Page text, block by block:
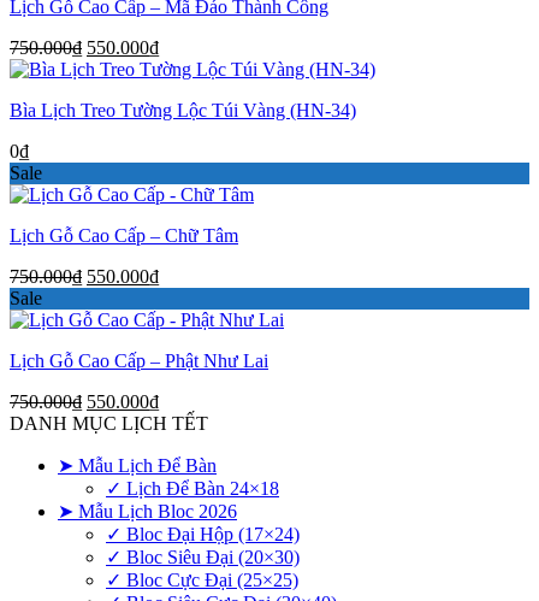
Lịch Gỗ Cao Cấp – Mã Đáo Thành Công
750.000₫ Giá
gốc
750.000₫.
550.000₫Giá
hiện
là:
Bìa Lịch Treo Tường Lộc Túi Vàng (HN-34)
0₫
Sale
Lịch Gỗ Cao Cấp – Chữ Tâm
750.000₫ Giá
là:
550.000₫Giá
tại
550.000₫.
Sale
Lịch Gỗ Cao Cấp – Phật Như Lai
750.000₫ Giá
gốc
750.000₫.
550.000₫Giá
hiện
là:
550.000₫.
DANH MỤC LỊCH TẾT
➤ Mẫu Lịch Để Bàn
✓ Lịch Để Bàn 24×18
➤ Mẫu Lịch Bloc 2026
✓ Bloc Đại Hộp (17×24)
✓ Bloc Siêu Đại (20×30)
✓ Bloc Cực Đại (25×25)